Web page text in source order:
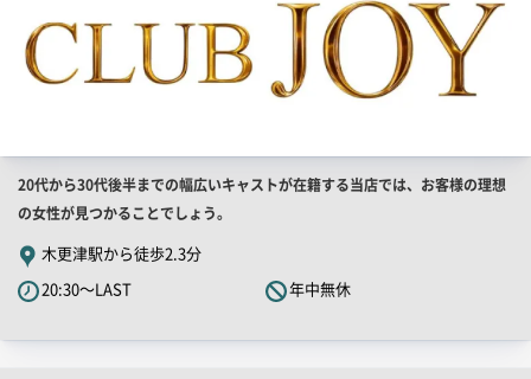
店
舗
PR
キ
ャ
20代から30代後半までの幅広いキャストが在籍する当店では、お客様の理想
の女性が見つかることでしょう。
木更津駅から徒歩2.3分
20:30～LAST
年中無休